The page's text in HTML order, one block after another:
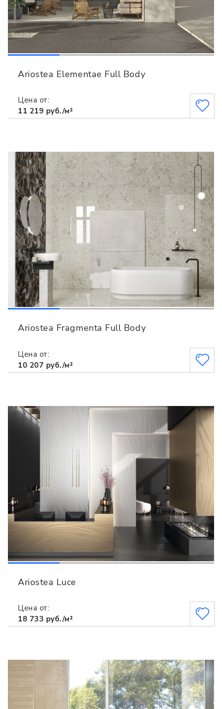
Ariostea Elementae Full Body
Цена от:
11 219 руб./м²
Ariostea Fragmenta Full Body
Цена от:
10 207 руб./м²
Ariostea Luce
Цена от:
18 733 руб./м²